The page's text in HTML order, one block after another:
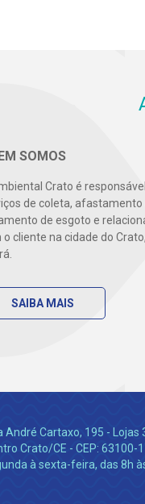
SOMOS
Crato é
de coleta, afastamento
de esgoto e
o cliente na cidade do
SAIBA MAIS
André Cartaxo, 195 - Lojas
Crato/CE - CEP: 63100-
à sexta-feira, das 8h